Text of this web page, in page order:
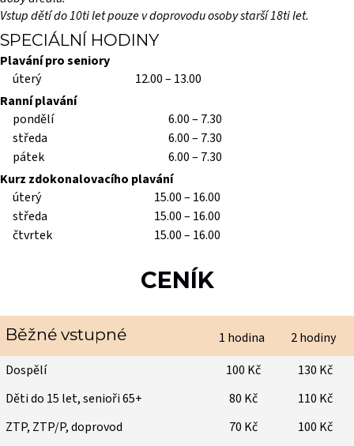
Vstup dětí do 10ti let pouze v doprovodu osoby starší 18ti let.
SPECIÁLNÍ HODINY
Plavání pro seniory
úterý
12.00 – 13.00
Ranní plavání
pondělí
6.00 – 7.30
středa
6.00 – 7.30
pátek
6.00 – 7.30
Kurz zdokonalovacího plavání
úterý
15.00 – 16.00
středa
15.00 – 16.00
čtvrtek
15.00 – 16.00
CENÍK
Běžné vstupné 1 hodina
2 hodiny
Dospělí
100 Kč
130 Kč
Děti do 15 let, senioři 65+
80 Kč
110 Kč
ZTP, ZTP/P, doprovod
70 Kč
100 Kč